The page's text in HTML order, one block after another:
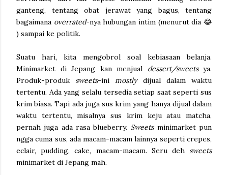
ganteng, tentang obat jerawat yang bagus, tentang
bagaimana overrated-nya hubungan intim (menurut dia 😂
) sampai ke politik.
Suatu hari, kita mengobrol soal kebiasaan belanja.
Minimarket di Jepang kan menjual dessert/sweetsya.
Produk-produk sweets-inimostlydijual dalam waktu
tertentu. Ada yang selalu tersedia setiap saat seperti sus
krim biasa. Tapi ada juga sus krim yang hanya dijual dalam
waktu tertentu, misalnya sus krim keju atau matcha,
pernah juga ada rasa blueberry. Sweetsminimarket pun
ngga cuma sus, ada macam-macam lainnya seperti crepes,
eclair, pudding, cake, macam-macam. Seru deh sweets
minimarket di Jepang mah.